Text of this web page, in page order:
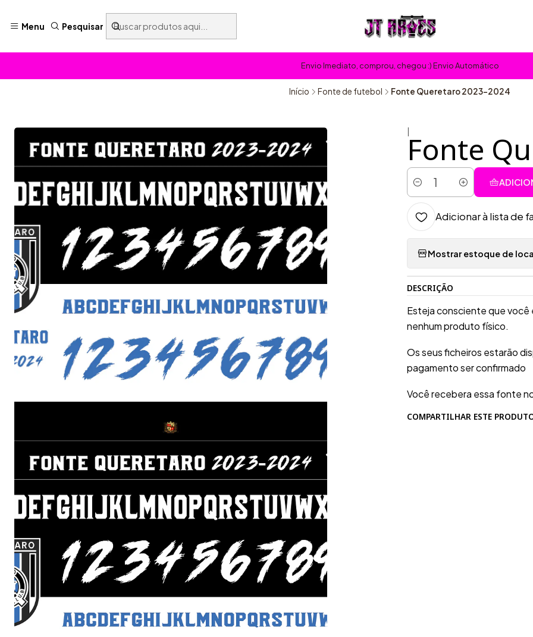
Menu Pesquisar
Envio Imediato, comprou, chegou :) Envio Automático
Início Fonte de futebol Fonte Queretaro 2023-2024
Fonte
Quantidade
Adicionar à lista de
Mostrar estoque de
DESCRIÇÃO
Esteja consciente que você
nenhum produto físico.
Os seus ficheiros estarão
pagamento ser confirmado
Você recebera essa fonte
COMPARTILHAR ESTE